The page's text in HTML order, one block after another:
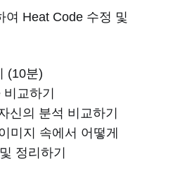
여 Heat Code 수정 및
(10분)
비교하기
신의 분석 비교하기
미지 속에서 어떻게
정리하기